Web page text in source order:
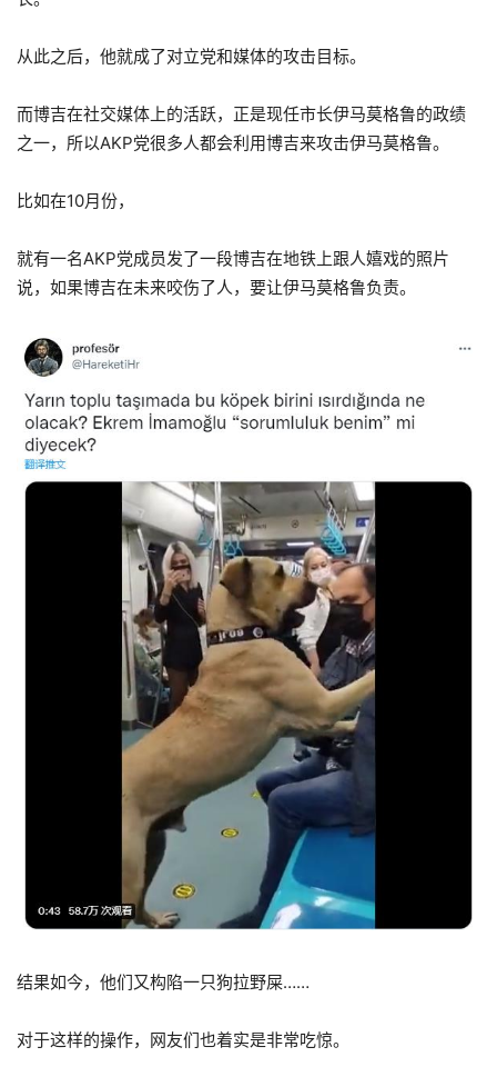
从此之后，他就成了对立党和媒体的攻击目标。
而博吉在社交媒体上的活跃，正是现任市长伊马莫格鲁的政绩
之一，所以AKP党很多人都会利用博吉来攻击伊马莫格鲁。
比如在10月份，
就有一名AKP党成员发了一段博吉在地铁上跟人嬉戏的照片
说，如果博吉在未来咬伤了人，要让伊马莫格鲁负责。
结果如今，他们又构陷一只狗拉野屎……
对于这样的操作，网友们也着实是非常吃惊。